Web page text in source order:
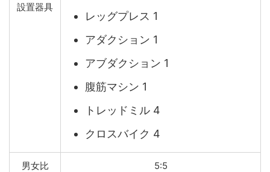
設置器具
レッグプレス 1
アダクション 1
アブダクション 1
腹筋マシン 1
トレッドミル 4
クロスバイク 4
男女比 5:5